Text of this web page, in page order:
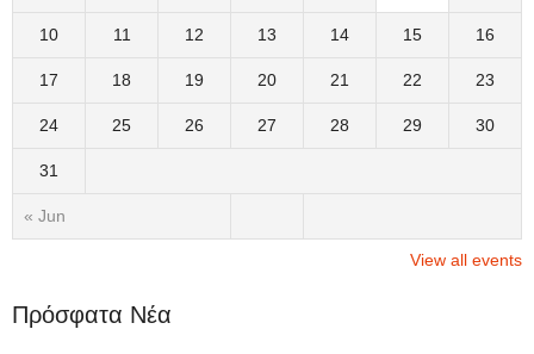
« Jun
10 11 12 13 14 15 16
17 18 19 20 21 22 23
24 25 26 27 28 29 30
31
View all events
Πρόσφατα Νέα